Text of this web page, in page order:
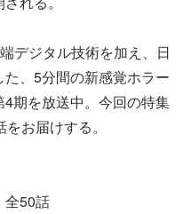
デジタル技術を加え、日
、5分間の新感覚ホラー
期を放送中。今回の特集
お届けする。
全50話